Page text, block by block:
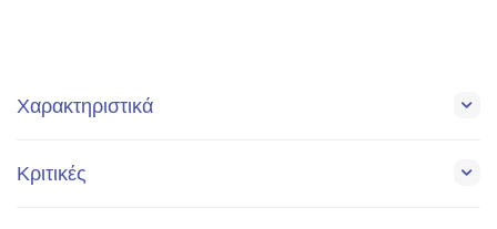
Χαρακτηριστικά
Κριτικές